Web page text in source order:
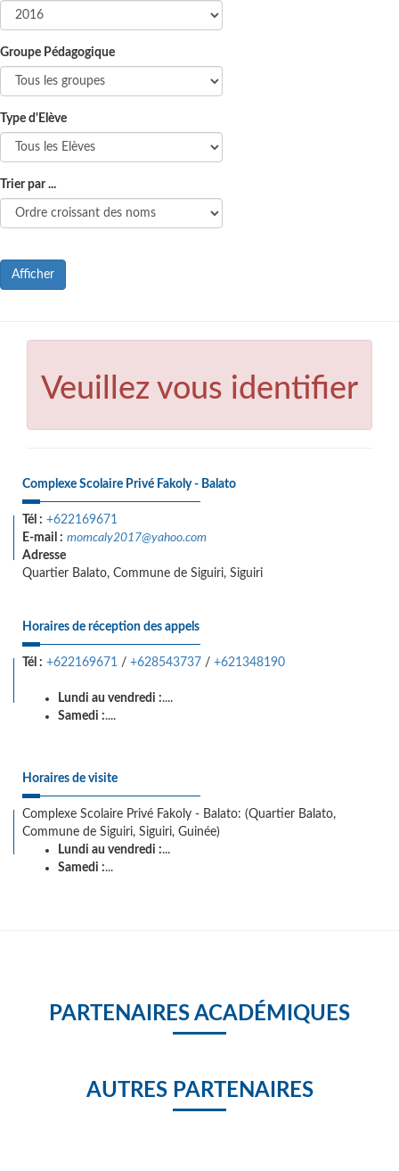
Groupe Pédagogique
Type d'Elève
Trier par ...
Afficher
Veuillez vous identifier
Complexe Scolaire Privé Fakoly - Balato
Tél : +622169671
E-mail : momcaly2017@yahoo.com
Adresse
Quartier Balato, Commune de Siguiri, Siguiri
Horaires de réception des appels
Tél : +622169671 / +628543737 / +621348190
Lundi au vendredi :....
Samedi :....
Horaires de visite
Complexe Scolaire Privé Fakoly - Balato: (Quartier Balato,
Commune de Siguiri, Siguiri, Guinée)
Lundi au vendredi :...
Samedi :...
PARTENAIRES ACADÉMIQUES
AUTRES PARTENAIRES